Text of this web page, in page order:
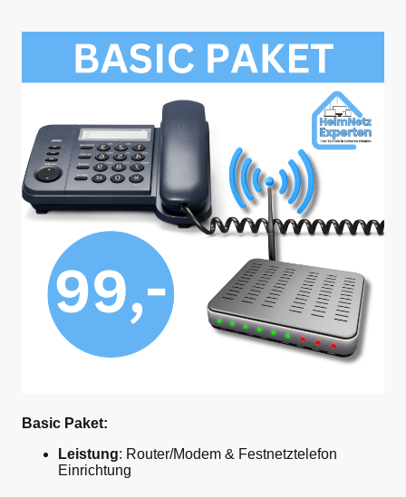
Basic Paket:
Leistung: Router/Modem & Festnetztelefon
Einrichtung